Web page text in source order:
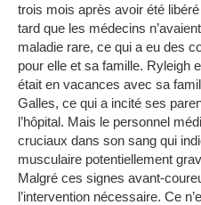
trois mois après avoir été libéré
tard que les médecins
maladie rare, ce qui a eu des
pour elle et sa famille. Ryleigh
était en vacances avec sa
Galles, ce qui a incité ses
l’hôpital. Mais le personnel
cruciaux dans son sang qui
musculaire potentiellement
Malgré ces signes avant-
l’intervention nécessaire. Ce